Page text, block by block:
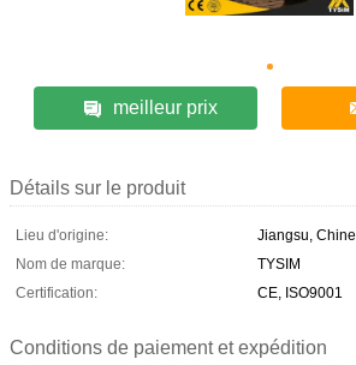
meilleur prix
Détails sur le produit
Lieu d'origine:
Jiangsu, Chine
Nom de marque:
TYSIM
Certification:
CE, ISO9001
Conditions de paiement et expédition